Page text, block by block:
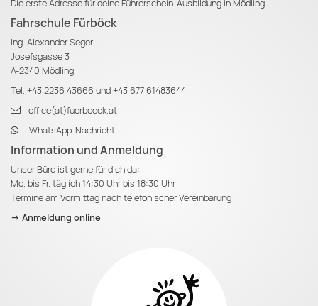
Die erste Adresse für deine Führerschein-Ausbildung in Mödling.
Fahrschule Fürböck
Ing. Alexander Seger
Josefsgasse 3
A-2340 Mödling
Tel. +43 2236 43666 und+43 677 61483644
office(at)fuerboeck.at
WhatsApp-Nachricht
Information und Anmeldung
Unser Büro ist gerne für dich da:
Mo. bis Fr. täglich 14:30 Uhr bis 18:30 Uhr
Termine am Vormittag nach telefonischer Vereinbarung
-> Anmeldung online